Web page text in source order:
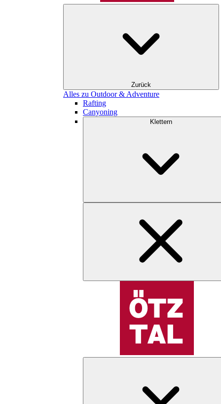
Zurück
Alles zu Outdoor & Adventure
Rafting
Canyoning
Klettern